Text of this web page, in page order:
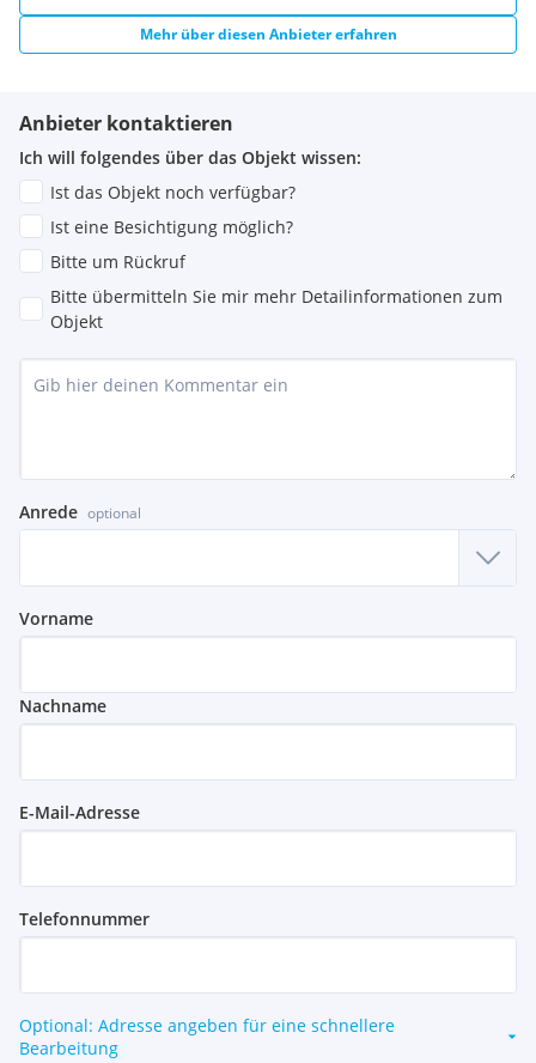
Mehr über diesen Anbieter erfahren
Anbieter kontaktieren
Ich will folgendes über das Objekt wissen:
Ist das Objekt noch verfügbar?
Ist eine Besichtigung möglich?
Bitte um Rückruf
Bitte übermitteln Sie mir mehr Detailinformationen zum
Objekt
Anrede optional
Vorname
Nachname
E-Mail-Adresse
Telefonnummer
Optional: Adresse angeben für eine schnellere
Bearbeitung